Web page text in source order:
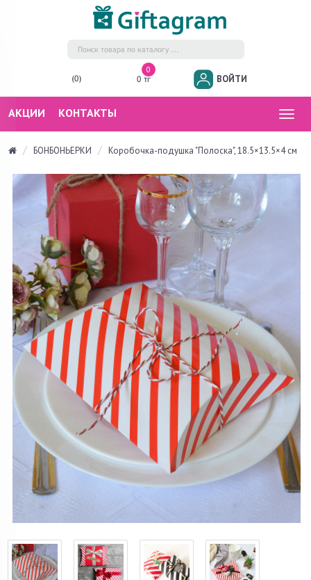
(0)
0
0 тг
ВОЙТИ
АКЦИИ КОНТАКТЫ
БОНБОНЬЕРКИ Коробочка-подушка "Полоска", 18.5×13.5×4 см